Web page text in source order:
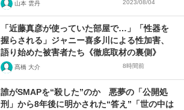
山本 雲丹 2023/08/04
「近藤真彦が使っていた部屋で…」「性器を
握らされる」ジャニー喜多川による性加害、
語り始めた被害者たち《徹底取材の裏側》
髙橋 大介 8時間前
誰がSMAPを“殺した”のか 悪夢の「公開処
刑」から8年後に明かされた“答え”「世の中は